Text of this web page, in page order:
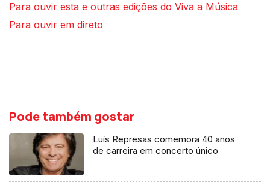
Para ouvir esta e outras edições do Viva a Música
Para ouvir em direto
Pode também gostar
Luís Represas comemora 40 anos
de carreira em concerto único